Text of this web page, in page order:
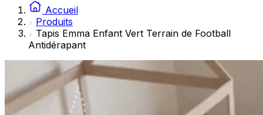
Accueil
Produits
Tapis Emma Enfant Vert Terrain de Football
Antidérapant
Les cookies marketing sont utilisés pour suivre les
engageantes pour l'utilisateur individuel et, par
Non classés
Les cookies non classés sont des cookies qui sont en